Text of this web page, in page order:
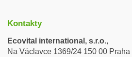
Kontakty
Ecovital international, s.r.o.,
Na Václavce 1369/24 150 00